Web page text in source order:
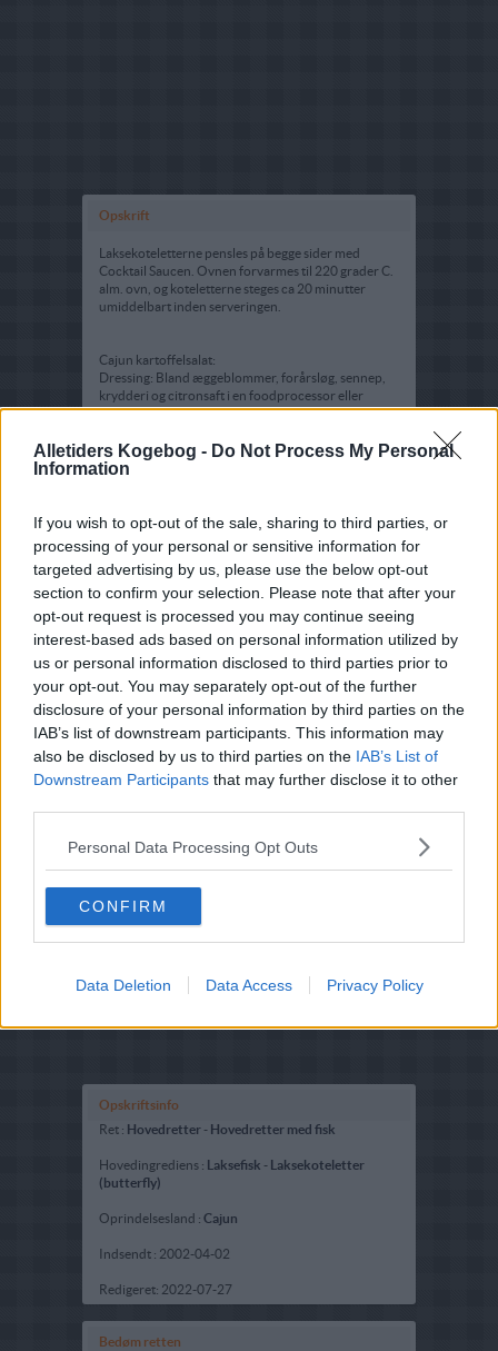
Alletiders Kogebog - Do Not Process My Personal
Information
If you wish to opt-out of the sale, sharing to third parties, or
processing of your personal or sensitive information for
targeted advertising by us, please use the below opt-out
section to confirm your selection. Please note that after your
opt-out request is processed you may continue seeing
interest-based ads based on personal information utilized by
us or personal information disclosed to third parties prior to
your opt-out. You may separately opt-out of the further
disclosure of your personal information by third parties on the
IAB’s list of downstream participants. This information may
also be disclosed by us to third parties on the IAB’s List of
Downstream Participants that may further disclose it to other
Personal Data Processing Opt Outs
CONFIRM
Data Deletion Data Access Privacy Policy
Opskrift
Laksekoteletterne pensles på begge sider med
Cocktail Saucen. Ovnen forvarmes til 220 grader C.
alm. ovn, og koteletterne steges ca 20 minutter
umiddelbart inden serveringen.
Cajun kartoffelsalat:
Dressing: Bland æggeblommer, forårsløg, sennep,
krydderi og citronsaft i en foodprocessor eller
blender. Hæld langsomt olien i, mens maskinen
Bland kartofler, æg, løg, selleri, peberfrugt og
før servering.
Tips:
I mangel af Cocktail Sauce kan man tage en god
tomatketchup, blande Cajun Sunshine Hot Pepper
Sauce og finthakket peberrod i. Lad det trække lidt
før brug.
Opskriftsinfo
Ret : Hovedretter - Hovedretter med fisk
Hovedingrediens : Laksefisk -
Laksekoteletter
(butterfly)
Oprindelsesland : Cajun
Indsendt : 2002-04-02
Redigeret: 2022-07-27
Bedøm retten